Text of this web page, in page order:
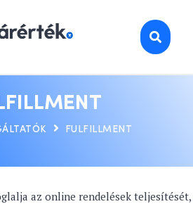
FULFILLMENT
az online rendelések teljesítését,